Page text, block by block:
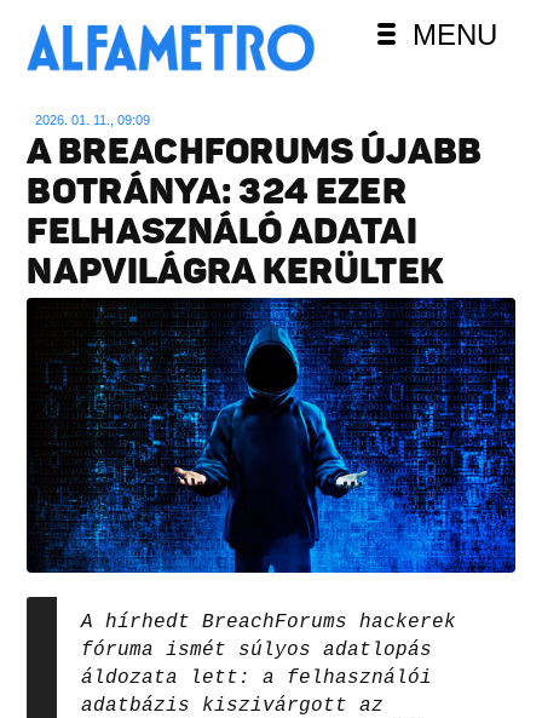
MENU
2026. 01. 11., 09:09
A BREACHFORUMS ÚJABB
BOTRÁNYA: 324 EZER
FELHASZNÁLÓ ADATAI
NAPVILÁGRA KERÜLTEK
A hírhedt BreachForums hackerek
fóruma ismét súlyos adatlopás
áldozata lett: a felhasználói
adatbázis kiszivárgott az